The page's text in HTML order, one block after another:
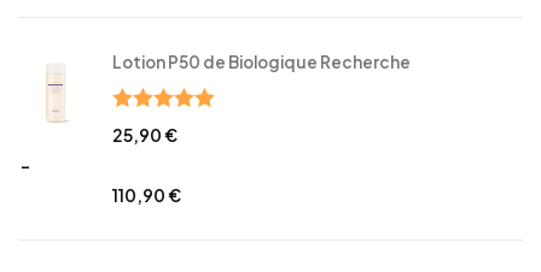
Lotion P50 de Biologique Recherche
Note5.00
25,90€
–
110,90€